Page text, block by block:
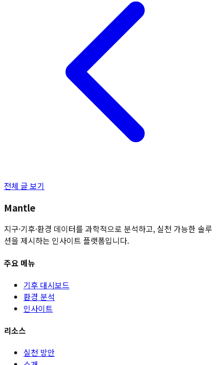
전체 글 보기
Mantle
지구·기후·환경 데이터를 과학적으로 분석하고, 실천 가능한 솔루
션을 제시하는 인사이트 플랫폼입니다.
주요 메뉴
기후 대시보드
환경 분석
인사이트
리소스
실천 방안